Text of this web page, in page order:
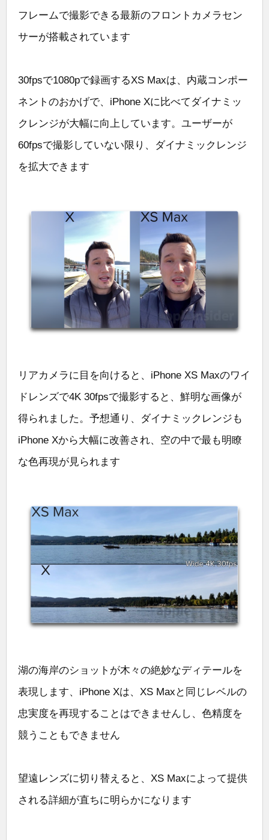
フレームで撮影できる最新のフロントカメラセン
サーが搭載されています
30fpsで1080pで録画するXS Maxは、内蔵コンポー
ネントのおかげで、iPhone Xに比べてダイナミッ
クレンジが大幅に向上しています。ユーザーが
60fpsで撮影していない限り、ダイナミックレンジ
を拡大できます
リアカメラに目を向けると、iPhone XS Maxのワイ
ドレンズで4K 30fpsで撮影すると、鮮明な画像が
得られました。予想通り、ダイナミックレンジも
iPhone Xから大幅に改善され、空の中で最も明瞭
な色再現が見られます
湖の海岸のショットが木々の絶妙なディテールを
表現します、iPhone Xは、XS Maxと同じレベルの
忠実度を再現することはできませんし、色精度を
競うこともできません
望遠レンズに切り替えると、XS Maxによって提供
される詳細が直ちに明らかになります